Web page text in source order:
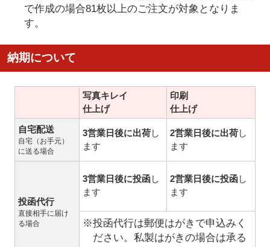
で作成の場合81枚以上のご注文が対象となりま
す。
納期について
写真キレイ
仕上げ
印刷
仕上げ
自宅配送
自宅（お手元）
に送る場合
3営業日後に出荷し
ます
2営業日後に出荷し
ます
投函代行
直接相手に届け
る場合
3営業日後に投函し
ます
2営業日後に投函し
ます
※投函代行は郵便はがきで申込みく
ださい。私製はがきの場合は承る